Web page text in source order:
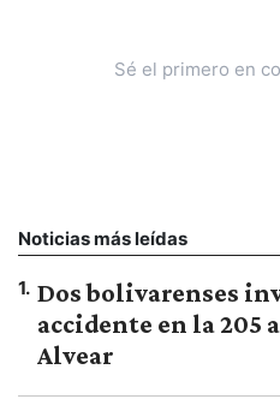
Sé el primero en
Noticias más leídas
1. Dos bolivarenses
accidente en la 205
Alvear